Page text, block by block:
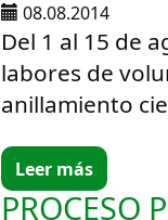
08.08.2014
Del 1 al 15 de
labores de
anillamiento
Leer más
PROCESO